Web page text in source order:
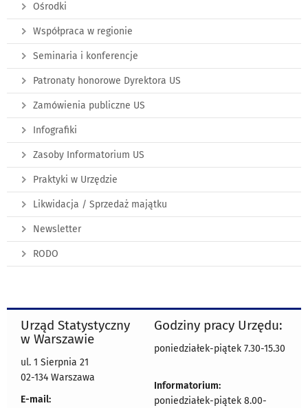
Ośrodki
Współpraca w regionie
Seminaria i konferencje
Patronaty honorowe Dyrektora US
Zamówienia publiczne US
Infografiki
Zasoby Informatorium US
Praktyki w Urzędzie
Likwidacja / Sprzedaż majątku
Newsletter
RODO
Urząd Statystyczny
w Warszawie
ul. 1 Sierpnia 21
02-134 Warszawa
E-mail:
Godziny pracy Urzędu:
poniedziałek-piątek 7.30-15.30
Informatorium:
poniedziałek-piątek 8.00-